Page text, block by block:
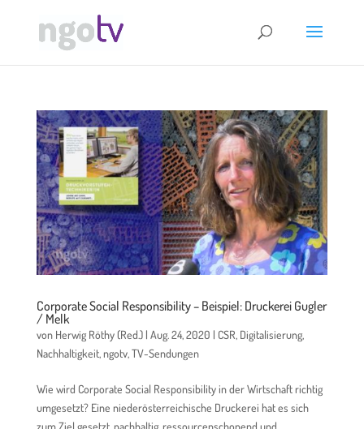
Corporate Social Responsibility – Beispiel: Druckerei Gugler
/ Melk
von Herwig Röthy (Red.)| Aug. 24, 2020 | CSR, Digitalisierung,
Nachhaltigkeit,ngotv,TV-Sendungen
Wie wird Corporate Social Responsibility in der Wirtschaft richtig
umgesetzt? Eine niederösterreichische Druckerei hat es sich
zum Ziel gesetzt, nachhaltig, ressourcenschonend und